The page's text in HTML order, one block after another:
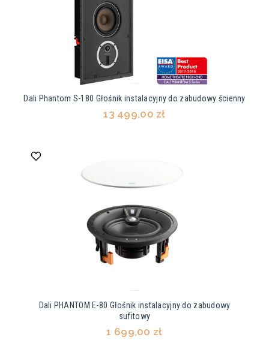
Dali Phantom S-180 Głośnik instalacyjny do zabudowy ścienny
13 499,00 zł
Dali PHANTOM E-80 Głośnik instalacyjny do zabudowy
sufitowy
1 699,00 zł